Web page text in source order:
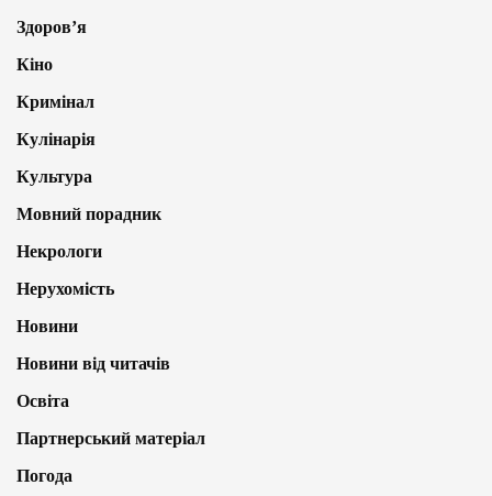
Здоров’я
Кіно
Кримінал
Кулінарія
Культура
Мовний порадник
Некрологи
Нерухомість
Новини
Новини від читачів
Освіта
Партнерський матеріал
Погода